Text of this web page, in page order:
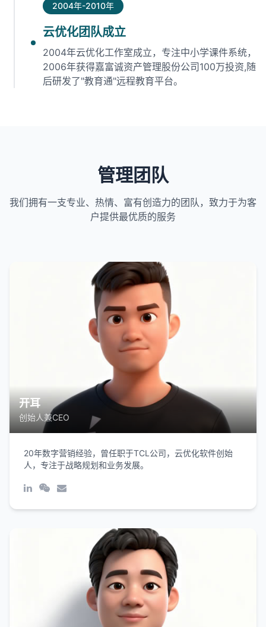
2004年-2010年
云优化团队成立
2004年云优化工作室成立，专注中小学课件系统，
2006年获得嘉富诚资产管理股份公司100万投资,随
后研发了"教育通"远程教育平台。
管理团队
我们拥有一支专业、热情、富有创造力的团队，致力于为客
户提供最优质的服务
开耳
创始人兼CEO
20年数字营销经验，曾任职于TCL公司，云优化软件创始
人，专注于战略规划和业务发展。